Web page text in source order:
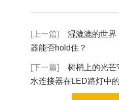
[上一篇]
湿漉漉的世界
器能否hold住？
[下一篇]
树梢上的光芒
水连接器在LED路灯中